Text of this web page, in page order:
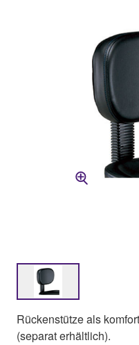
Rückenstütze als
(separat erhältlich).